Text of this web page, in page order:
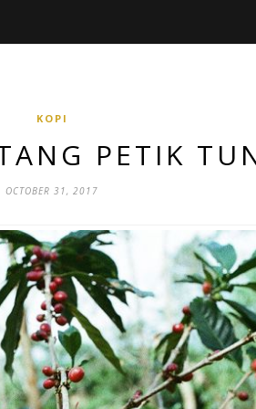
KOPI
PETIK
OCTOBER 31, 2017